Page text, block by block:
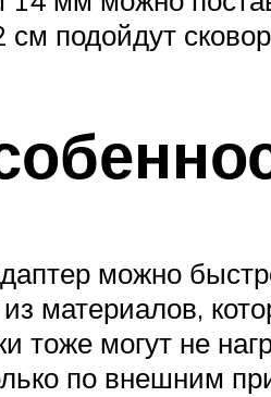
см подойдут
можно
материалов,
тоже могут не
по внешним